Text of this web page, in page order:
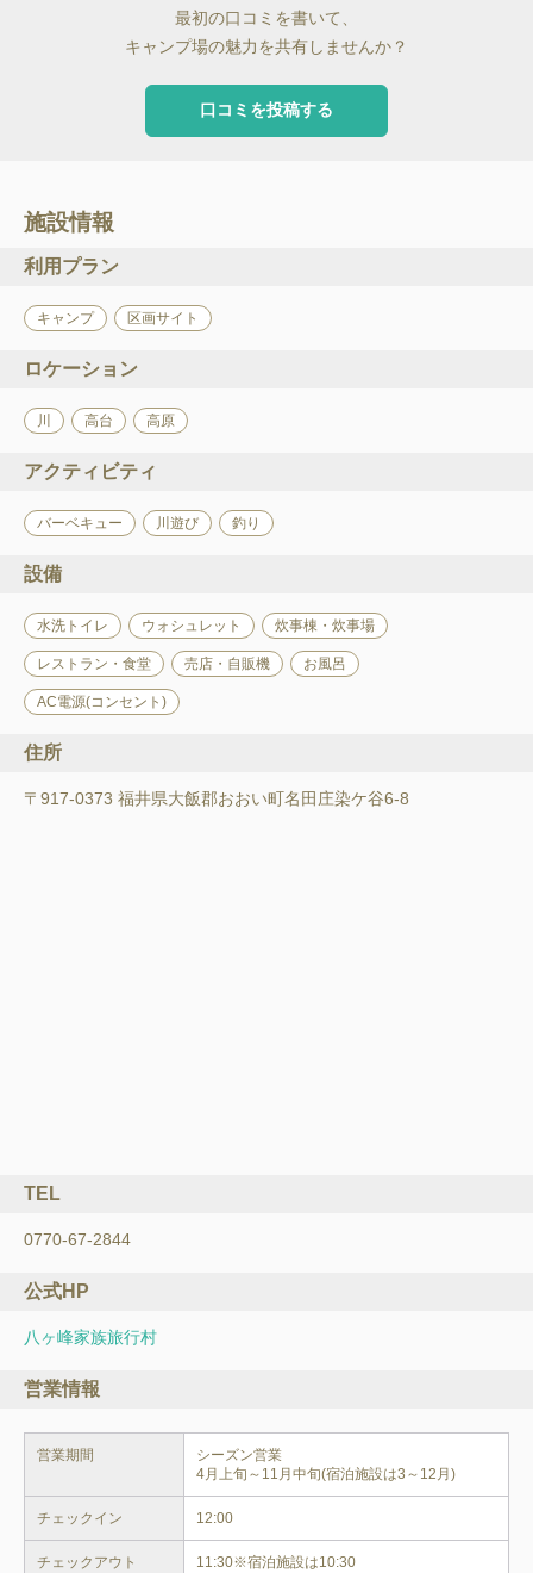
最初の口コミを書いて、
キャンプ場の魅力を共有しませんか？
口コミを投稿する
施設情報
利用プラン
キャンプ 区画サイト
ロケーション
川 高台 高原
アクティビティ
バーベキュー 川遊び 釣り
設備
水洗トイレ ウォシュレット 炊事棟・炊事場
レストラン・食堂 売店・自販機 お風呂
AC電源(コンセント)
住所
〒917-0373 福井県大飯郡おおい町名田庄染ケ谷6-8
TEL
0770-67-2844
公式HP
八ヶ峰家族旅行村
営業情報
営業期間
シーズン営業
4月上旬～11月中旬(宿泊施設は3～12月)
チェックイン 12:00
チェックアウト 11:30※宿泊施設は10:30